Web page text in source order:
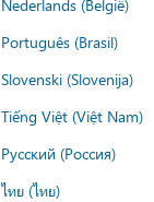
Nederlands (België)
Português (Brasil)
Slovenski (Slovenija)
Tiếng Việt (Việt Nam)
Русский (Россия)
ไทย (ไทย)